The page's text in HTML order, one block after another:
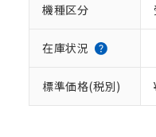
機種区分
在庫状況
標準価格(税別)